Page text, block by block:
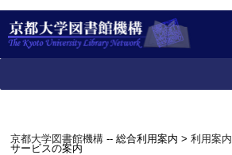
京都大学図書館機構 -- 総合利用案内 >利用案内
サービスの案内